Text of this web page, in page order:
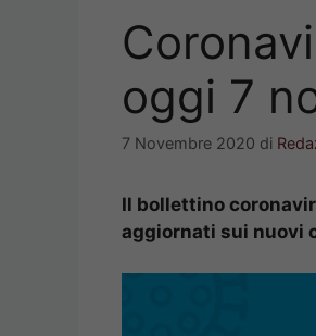
oggi 7
7 Novembre 2020 di
Il bollettino
aggiornati sui nuovi